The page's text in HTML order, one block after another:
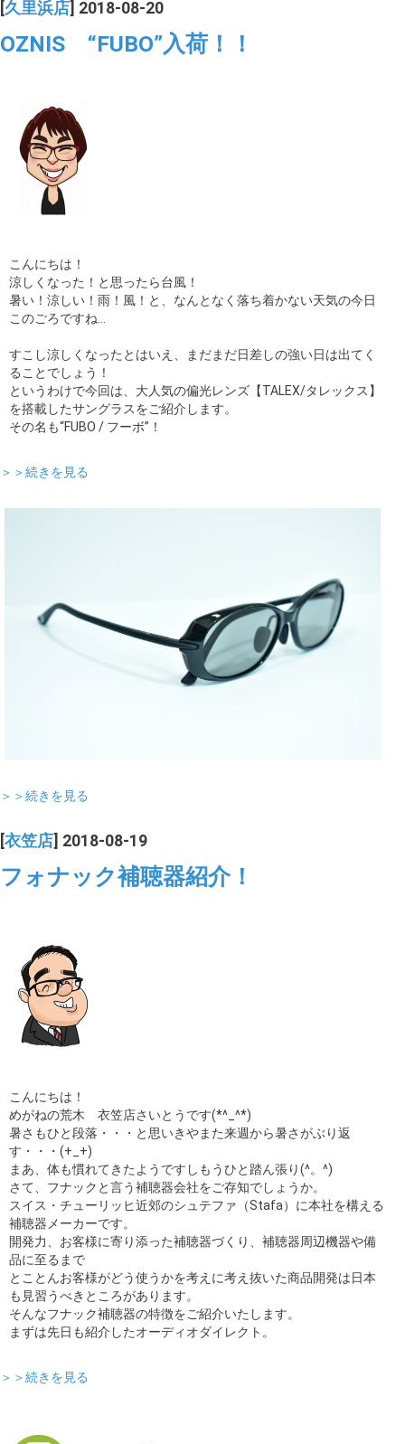
久里浜店 ] 2018-08-20
OZNIS “FUBO”入荷！！
こんにちは！
涼しくなった！と思ったら台風！
暑い！涼しい！雨！風！と、なんとなく落ち着かない天気の今日
このごろですね…
すこし涼しくなったとはいえ、まだまだ日差しの強い日は出てく
ることでしょう！
というわけで今回は、大人気の偏光レンズ【TALEX/タレックス】
を搭載したサングラスをご紹介します。
その名も“FUBO / フーボ”！
＞＞続きを見る
＞＞続きを見る
[衣笠店] 2018-08-19
フォナック補聴器紹介！
こんにちは！
めがねの荒木 衣笠店さいとうです(*^_^*)
暑さもひと段落・・・と思いきやまた来週から暑さがぶり返
す・・・(+_+)
まあ、体も慣れてきたようですしもうひと踏ん張り(^。^)
さて、フナックと言う補聴器会社をご存知でしょうか。
スイス・チューリッヒ近郊のシュテファ（Stafa）に本社を構える
補聴器メーカーです。
開発力、お客様に寄り添った補聴器づくり、補聴器周辺機器や備
品に至るまで
とことんお客様がどう使うかを考えに考え抜いた商品開発は日本
も見習うべきところがあります。
そんなフナック補聴器の特徴をご紹介いたします。
まずは先日も紹介したオーディオダイレクト。
＞＞続きを見る